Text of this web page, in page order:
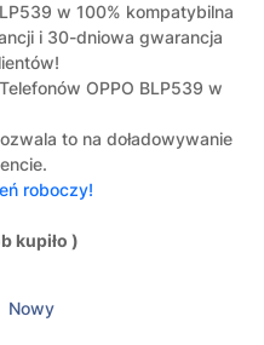
w 100% kompatybilna
i 30-dniowa gwarancja
OPPO BLP539 w
to na doładowywanie
roboczy!
kupiło )
Nowy